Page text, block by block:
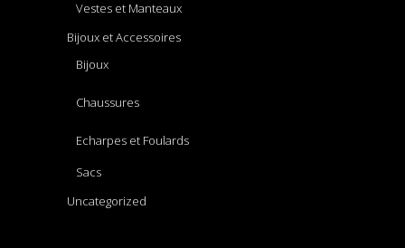
Vestes et Manteaux
Bijoux et Accessoires
Bijoux
Chaussures
Echarpes et Foulards
Sacs
Uncategorized